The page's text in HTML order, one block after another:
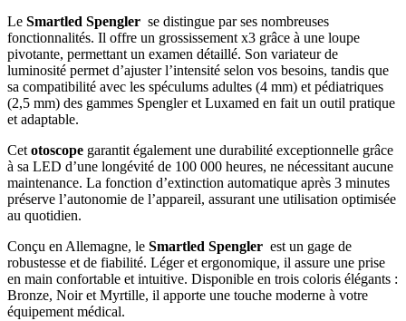
Le Smartled Spengler se distingue par ses nombreuses
fonctionnalités. Il offre un grossissement x3 grâce à une loupe
pivotante, permettant un examen détaillé. Son variateur de
luminosité permet d’ajuster l’intensité selon vos besoins, tandis que
sa compatibilité avec les spéculums adultes (4 mm) et pédiatriques
(2,5 mm) des gammes Spengler et Luxamed en fait un outil pratique
et adaptable.
Cet otoscope garantit également une durabilité exceptionnelle grâce
à sa LED d’une longévité de 100 000 heures, ne nécessitant aucune
maintenance. La fonction d’extinction automatique après 3 minutes
préserve l’autonomie de l’appareil, assurant une utilisation optimisée
au quotidien.
Conçu en Allemagne, le Smartled Spengler est un gage de
robustesse et de fiabilité. Léger et ergonomique, il assure une prise
en main confortable et intuitive. Disponible en trois coloris élégants :
Bronze, Noir et Myrtille, il apporte une touche moderne à votre
équipement médical.